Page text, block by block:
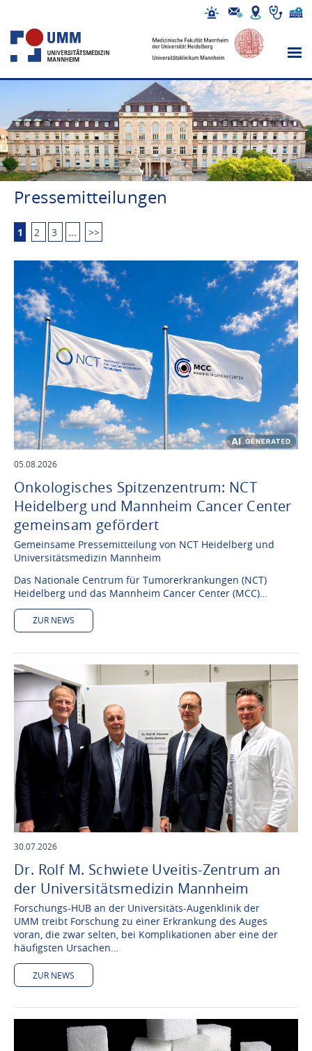
Pressemitteilungen
1 2 3 … >>
05.08.2026
Onkologisches Spitzenzentrum: NCT
Heidelberg und Mannheim Cancer Center
gemeinsam gefördert
Gemeinsame Pressemitteilung von NCT Heidelberg und
Universitätsmedizin Mannheim
Das Nationale Centrum für Tumorerkrankungen (NCT)
Heidelberg und das Mannheim Cancer Center (MCC)…
ZUR NEWS
30.07.2026
Dr. Rolf M. Schwiete Uveitis-Zentrum an
der Universitätsmedizin Mannheim
Forschungs-HUB an der Universitäts-Augenklinik der
UMM treibt Forschung zu einer Erkrankung des Auges
voran, die zwar selten, bei Komplikationen aber eine der
häufigsten Ursachen…
ZUR NEWS